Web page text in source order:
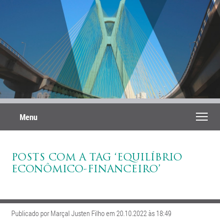
Menu
POSTS COM A TAG ‘EQUILÍBRIO
ECONÔMICO-FINANCEIRO’
Publicado por Marçal Justen Filho em 20.10.2022 às 18:49